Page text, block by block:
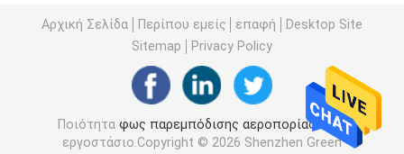
Αρχική Σελίδα Περίπου εμείς επαφή
Desktop Site
Sitemap
Privacy Policy
Ποιότηταφως παρεμπόδισης αεροπορίας
Κίνα
εργοστάσιο.Copyright © 2026 Shenzhen Green